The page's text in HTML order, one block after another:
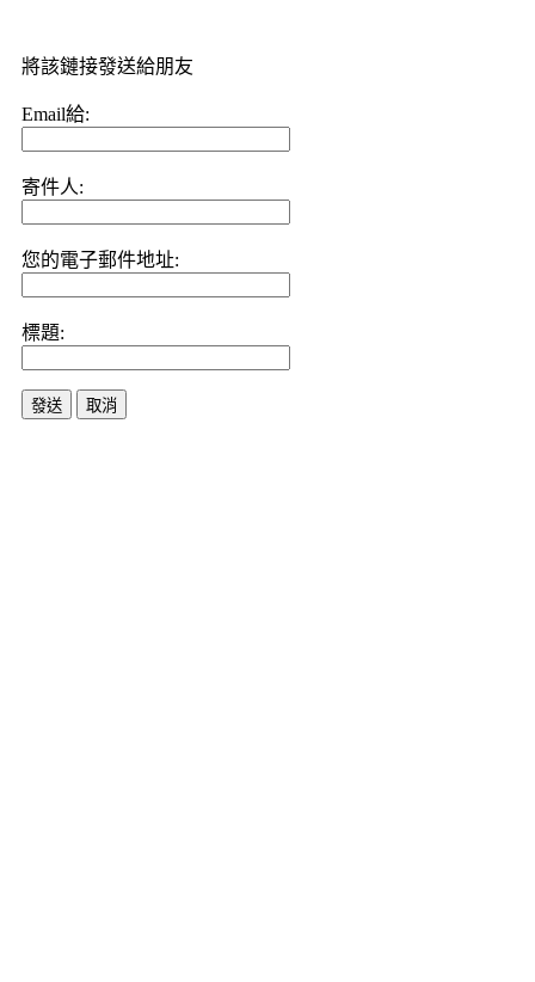
將該鏈接發送給朋友
Email給:
寄件人:
您的電子郵件地址:
標題:
發送 取消